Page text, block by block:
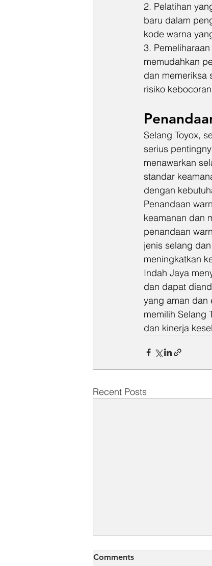
2. Pelatihan
baru dalam
kode warna
3.
memudahkan
dan memeriksa
risiko
Selang Toyox,
serius
menawarkan
standar
dengan
Penandaan
keamanan dan
penandaan
jenis selang
meningkatkan
Indah Jaya
dan dapat
yang aman dan
memilih Selang
dan kinerja
Recent Posts
Comments